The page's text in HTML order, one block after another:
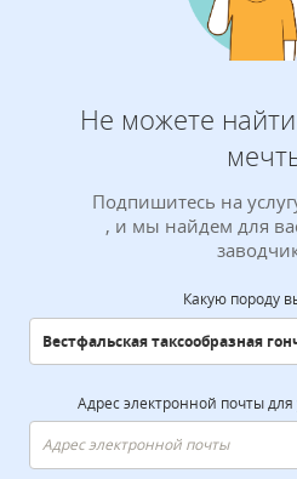
Не можете
Подпишитесь на
, и мы найдем для
Какую породу
Адрес электронной почты